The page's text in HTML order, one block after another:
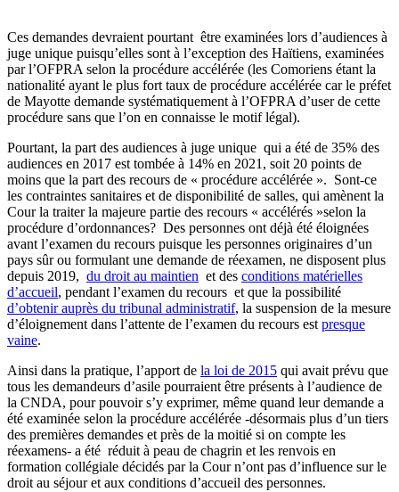
Ces demandes devraient pourtant être examinées lors d’audiences à
juge unique puisqu’elles sont à l’exception des Haïtiens, examinées
par l’OFPRA selon la procédure accélérée (les Comoriens étant la
nationalité ayant le plus fort taux de procédure accélérée car le préfet
de Mayotte demande systématiquement à l’OFPRA d’user de cette
procédure sans que l’on en connaisse le motif légal).
Pourtant, la part des audiences à juge unique qui a été de 35% des
audiences en 2017 est tombée à 14% en 2021, soit 20 points de
moins que la part des recours de « procédure accélérée ». Sont-ce
les contraintes sanitaires et de disponibilité de salles, qui amènent la
Cour la traiter la majeure partie des recours « accélérés »selon la
procédure d’ordonnances? Des personnes ont déjà été éloignées
avant l’examen du recours puisque les personnes originaires d’un
pays sûr ou formulant une demande de réexamen, ne disposent plus
depuis 2019, du droit au maintien et des conditions matérielles
d’accueil, pendant l’examen du recours et que la possibilité
d’obtenir auprès du tribunal administratif, la suspension de la mesure
d’éloignement dans l’attente de l’examen du recours est presque
vaine.
Ainsi dans la pratique, l’apport de la loi de 2015 qui avait prévu que
tous les demandeurs d’asile pourraient être présents à l’audience de
la CNDA, pour pouvoir s’y exprimer, même quand leur demande a
été examinée selon la procédure accélérée -désormais plus d’un tiers
des premières demandes et près de la moitié si on compte les
réexamens- a été réduit à peau de chagrin et les renvois en
formation collégiale décidés par la Cour n’ont pas d’influence sur le
droit au séjour et aux conditions d’accueil des personnes.